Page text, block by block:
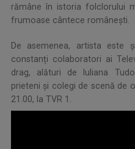
rămâne în istoria folclorului
frumoase cântece românești.
De asemenea, artista este
constanți colaboratori ai
drag, alături de Iuliana
prieteni şi colegi de scenă de
21.00, la TVR 1.